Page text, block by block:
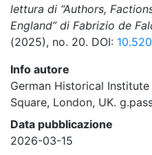
lettura di “Authors,
England” di Fabrizio de
(2025), no. 20. DOI:
Info autore
German Historical
Square, London, UK.
Data pubblicazione
2026-03-15